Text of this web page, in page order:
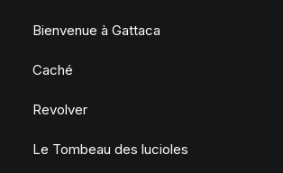
Bienvenue à Gattaca
Caché
Revolver
Le Tombeau des lucioles